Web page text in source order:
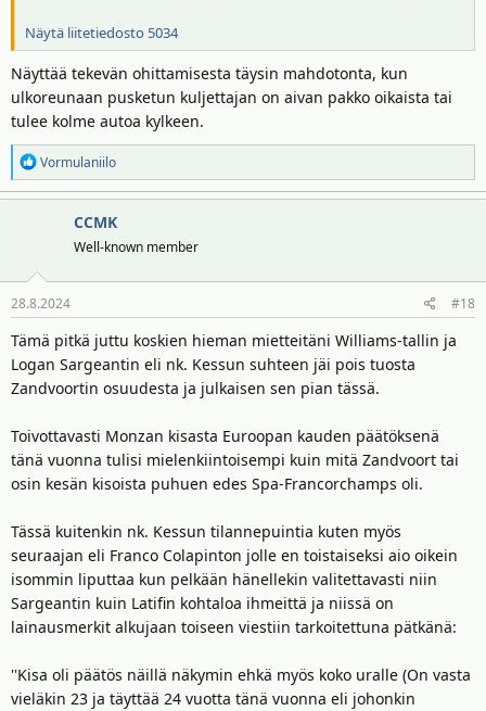
Näytä liitetiedosto 5034
Näyttää tekevän ohittamisesta täysin mahdotonta, kun
ulkoreunaan pusketun kuljettajan on aivan pakko oikaista tai
tulee kolme autoa kylkeen.
R
e
a
o
t
Vormulaniilo
CCMK
Well-known member
28.8.2024 #18
Tämä pitkä juttu koskien hieman mietteitäni Williams-tallin ja
Logan Sargeantin eli nk. Kessun suhteen jäi pois tuosta
Zandvoortin osuudesta ja julkaisen sen pian tässä.
Toivottavasti Monzan kisasta Euroopan kauden päätöksenä
tänä vuonna tulisi mielenkiintoisempi kuin mitä Zandvoort tai
osin kesän kisoista puhuen edes Spa-Francorchamps oli.
Tässä kuitenkin nk. Kessun tilannepuintia kuten myös
seuraajan eli Franco Colapinton jolle en toistaiseksi aio oikein
isommin liputtaa kun pelkään hänellekin valitettavasti niin
Sargeantin kuin Latifin kohtaloa ihmeittä ja niissä on
lainausmerkit alkujaan toiseen viestiin tarkoitettuna pätkänä:
''Kisa oli päätös näillä näkymin ehkä myös koko uralle (On vasta
vieläkin 23 ja täyttää 24 vuotta tänä vuonna eli johonkin